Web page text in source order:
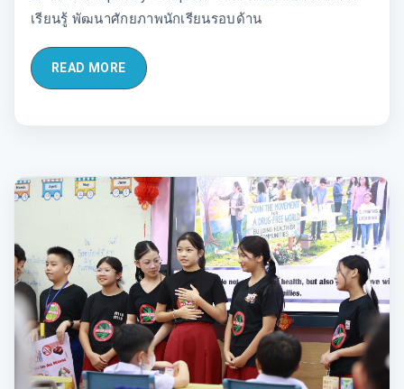
เรียนรู้ พัฒนาศักยภาพนักเรียนรอบด้าน
READ MORE